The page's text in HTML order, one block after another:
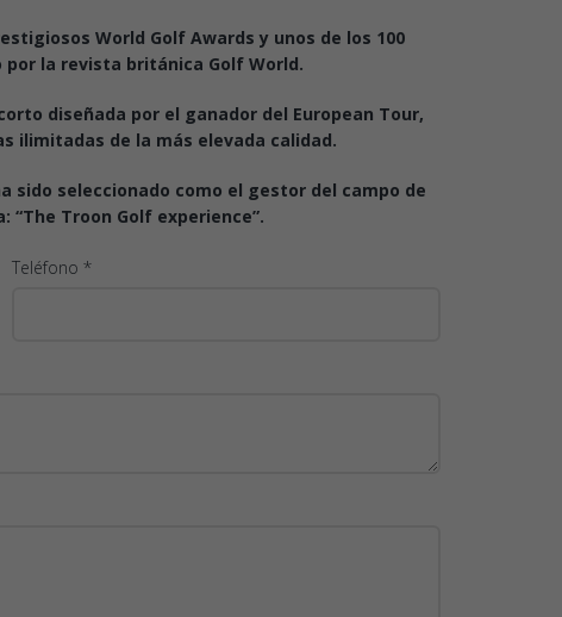
World Golf Awards y unos de los 100
la revista británica Golf World.
diseñada por el ganador del European Tour,
ilimitadas de la más elevada calidad.
sido seleccionado como el gestor del campo de
“The Troon Golf experience”.
Teléfono *